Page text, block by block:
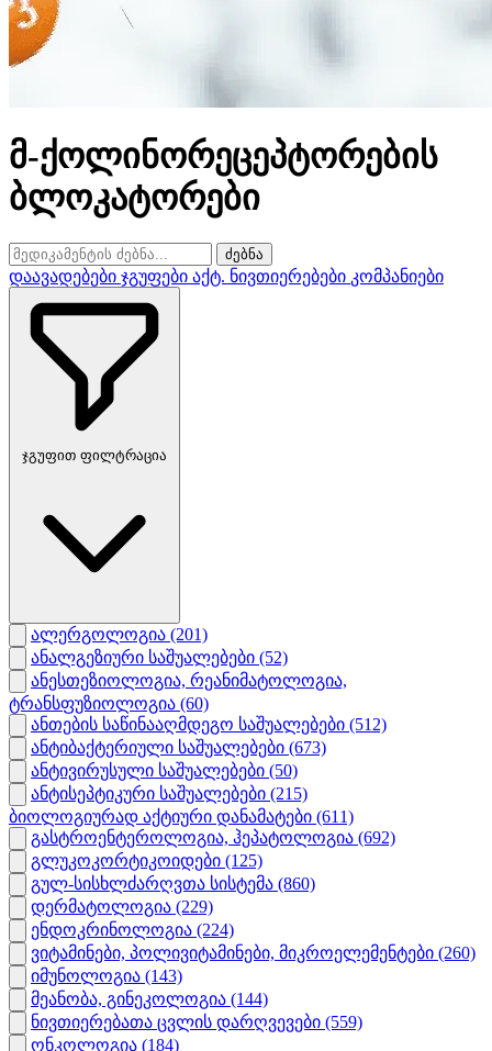
მ-ქოლინორეცეპტორების
ბლოკატორები
ძებნა
დაავადებები ჯგუფები აქტ. ნივთიერებები კომპანიები
ჯგუფით ფილტრაცია
ალერგოლოგია (201)
ანალგეზიური საშუალებები (52)
ანესთეზიოლოგია, რეანიმატოლოგია,
ტრანსფუზიოლოგია (60)
ანთების საწინააღმდეგო საშუალებები (512)
ანტიბაქტერიული საშუალებები (673)
ანტივირუსული საშუალებები (50)
ანტისეპტიკური საშუალებები (215)
ბიოლოგიურად აქტიური დანამატები (611)
გასტროენტეროლოგია, ჰეპატოლოგია (692)
გლუკოკორტიკოიდები (125)
გულ-სისხლძარღვთა სისტემა (860)
დერმატოლოგია (229)
ენდოკრინოლოგია (224)
ვიტამინები, პოლივიტამინები, მიკროელემენტები (260)
იმუნოლოგია (143)
მეანობა, გინეკოლოგია (144)
ნივთიერებათა ცვლის დარღვევები (559)
ონკოლოგია (184)